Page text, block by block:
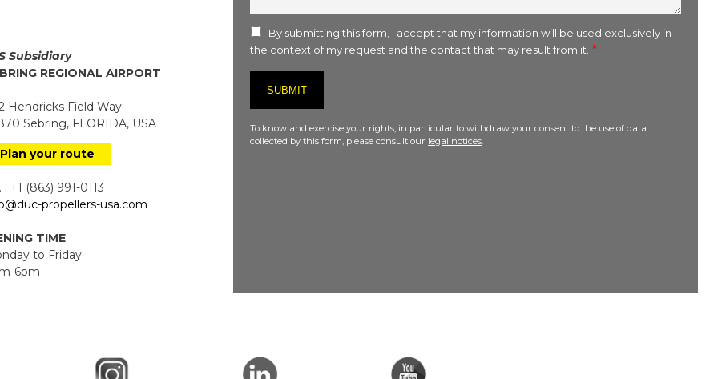
Subsidiary
REGIONAL AIRPORT
Hendricks Field Way
Sebring, FLORIDA, USA
Plan your route
: +1 (863) 991-0113
propellers-usa.com
TIME
to Friday
6pm
By submitting this form, I accept that my information will be used exclusively in
the context of my request and the contact that may result from it.
To know and exercise your rights, in particular to withdraw your consent to the use of data
collected by this form, please consult our legal notices